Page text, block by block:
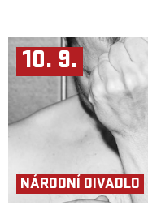
10. 9.
NÁRODNÍ DIVADLO